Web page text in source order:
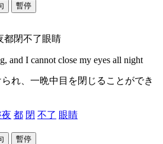
暫停
都閉不了眼睛
and I cannot close my eyes all night
れ、一晩中目を閉じることができ
都 閉 不了 眼睛
暫停